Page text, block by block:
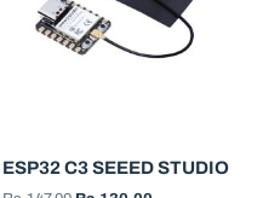
ESP32 C3 SEEED STUDIO